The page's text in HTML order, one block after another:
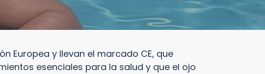
Europea y llevan el marcado CE, que
esenciales para la salud y que el ojo